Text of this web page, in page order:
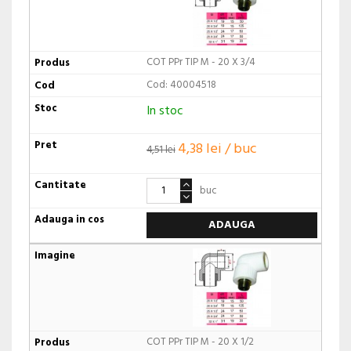
COT PPr TIP M - 20 X 3/4
Cod: 40004518
In stoc
4,51 lei 4,38 lei / buc
buc
ADAUGA
COT PPr TIP M - 20 X 1/2